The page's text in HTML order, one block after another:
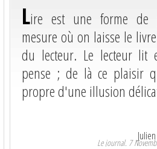
Lire est une forme de
mesure où on laisse le
du lecteur. Le lecteur lit
pense ; de là ce plaisir
propre d'une illusion
Le journal. 7